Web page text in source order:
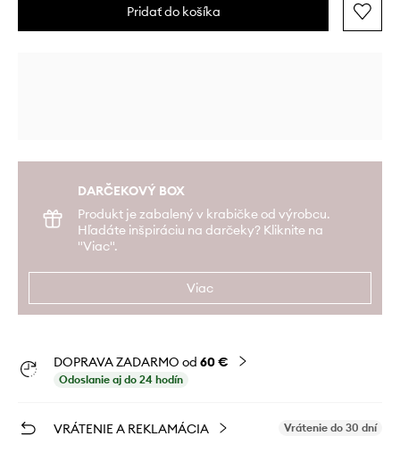
Pridať do košíka
DARČEKOVÝ BOX
Produkt je zabalený v krabičke od výrobcu.
Hľadáte inšpiráciu na darčeky? Kliknite na
"Viac".
Viac
DOPRAVA ZADARMO od 60 €
Odoslanie aj do 24 hodín
VRÁTENIE A REKLAMÁCIA Vrátenie do 30 dní